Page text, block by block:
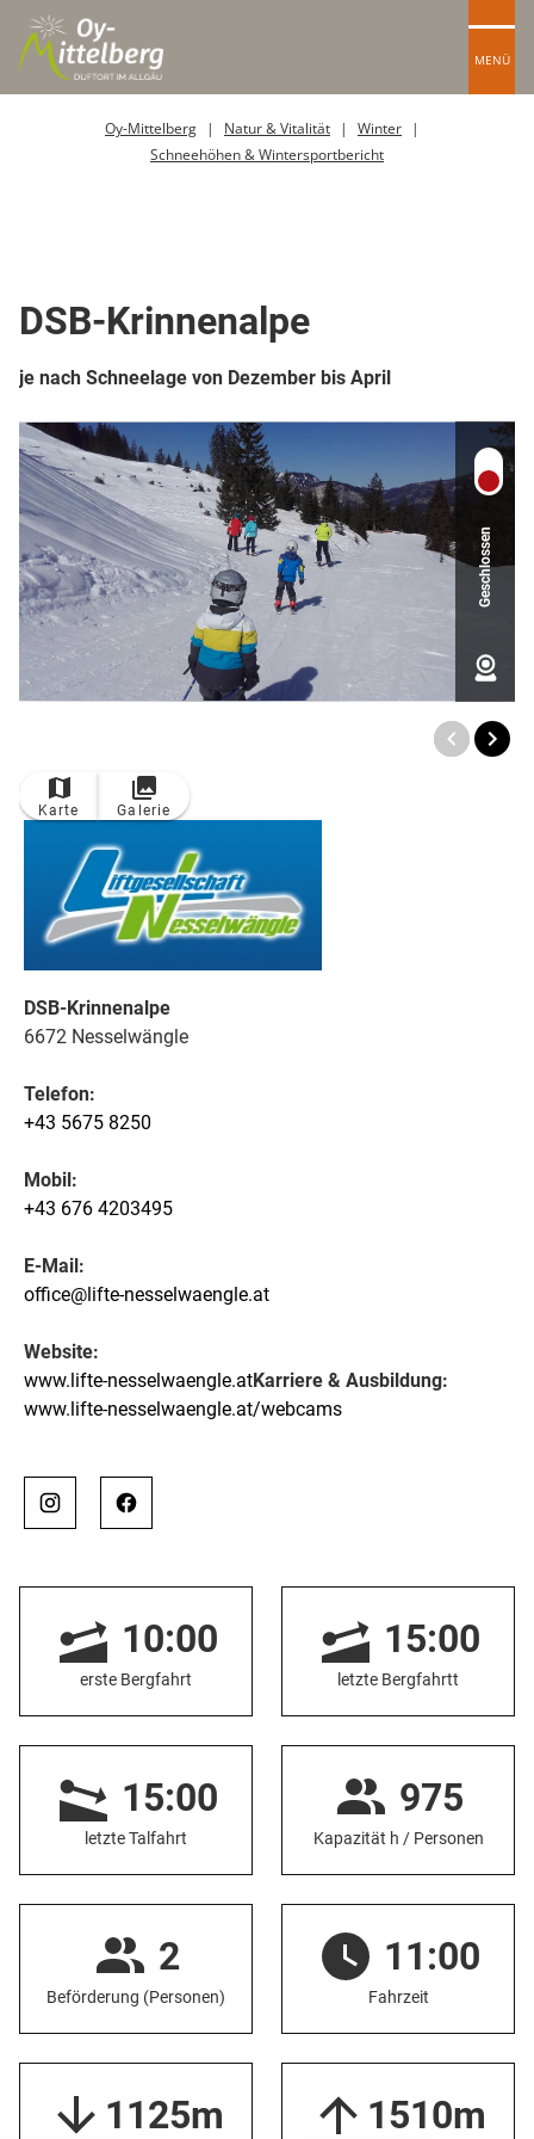
MENÜ
Oy-Mittelberg Natur & Vitalität
Winter
Schneehöhen & Wintersportbericht
DSB-Krinnenalpe
je nach Schneelage von Dezember bis April
Geschlossen
Karte Galerie
DSB-Krinnenalpe
6672 Nesselwängle
Telefon:
+43 5675 8250
Mobil:
+43 676 4203495
E-Mail:
office@lifte-nesselwaengle.at
Website:
www.lifte-nesselwaengle.atKarriere & Ausbildung:
www.lifte-nesselwaengle.at/webcams
10:00
erste Bergfahrt
15:00
letzte Bergfahrtt
15:00
letzte Talfahrt
975
Kapazität h / Personen
2
Beförderung (Personen)
11:00
Fahrzeit
1125m 1510m